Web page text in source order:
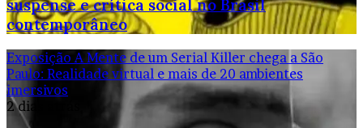
suspense e crítica social no Brasil
contemporâneo
Exposição A Mente de um Serial Killer chega a São
Paulo: Realidade virtual e mais de 20 ambientes
imersivos
2 dias atrás